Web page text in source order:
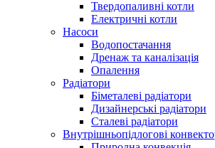
Твердопаливні котли
Електричні котли
Насоси
Водопостачання
Дренаж та каналізація
Опалення
Радіатори
Біметалеві радіатори
Дизайнерські радіатори
Сталеві радіатори
Внутрішньопідлогові